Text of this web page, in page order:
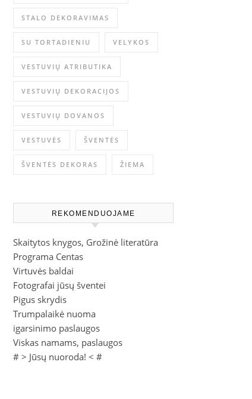
STALO DEKORAVIMAS
SU TORTADIENIU VELYKOS
VESTUVIŲ ATRIBUTIKA
VESTUVIŲ DEKORACIJOS
VESTUVIŲ DOVANOS
VESTUVĖS ŠVENTĖS
ŠVENTĖS DEKORAS ŽIEMA
REKOMENDUOJAME
Skaitytos knygos, Grožinė literatūra
Programa Centas
Virtuvės baldai
Fotografai jūsų šventei
Pigus skrydis
Trumpalaikė nuoma
igarsinimo paslaugos
Viskas namams, paslaugos
# > Jūsų nuoroda! < #